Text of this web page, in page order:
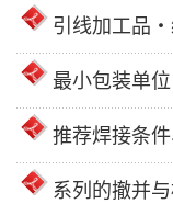
引线加工品
最小包装单位
推荐焊接条
系列的撤并